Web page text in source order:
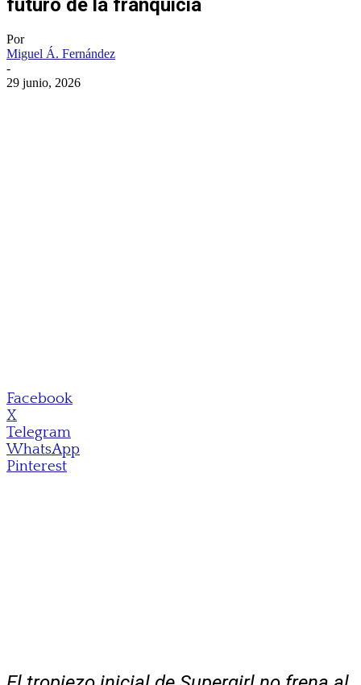
futuro de la franquicia
Por
Miguel Á. Fernández
-
29 junio, 2026
Facebook
X
Telegram
WhatsApp
Pinterest